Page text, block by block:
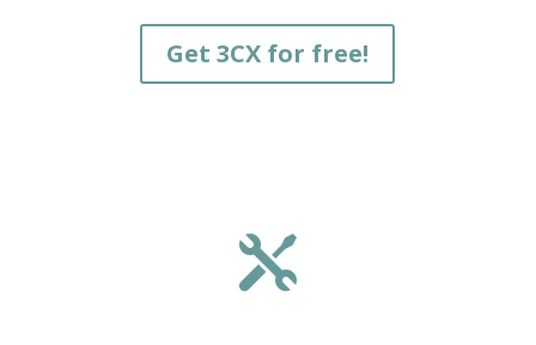
Get 3CX for free!
